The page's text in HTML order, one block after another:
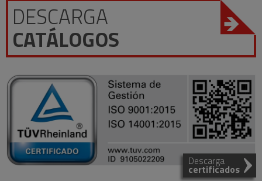
DESCARGA
CATÁLOGOS
Descarga
certificados